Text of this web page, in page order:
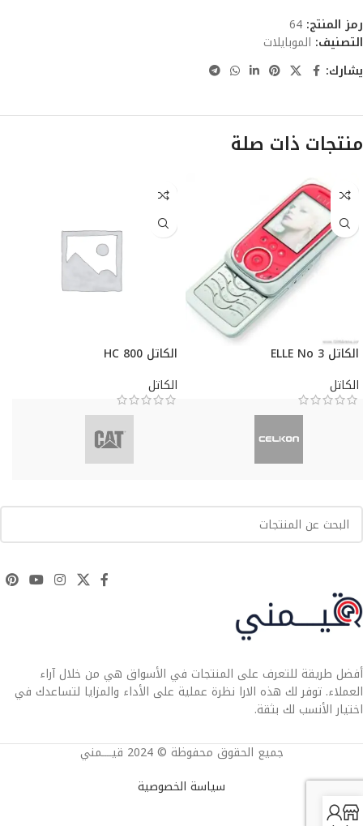
رمز المنتج: 64
التصنيف: الموبايلات
يشارك:
منتجات ذات صلة
الكاتل ELLE No 3
الكاتل
الكاتل HC 800
الكاتل
أفضل طريقة للتعرف على المنتجات في الأسواق هي من خلال آراء
العملاء. توفر لك هذه الارا نظرة عملية على الأداء والمزايا لتساعدك في
اختيار الأنسب لك بثقة.
جميع الحقوق محفوظة © 2024 قيــــمني
سياسة الخصوصية